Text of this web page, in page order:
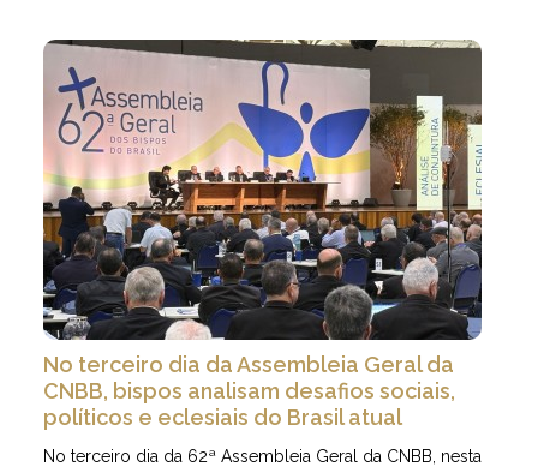
No terceiro dia da Assembleia Geral da
CNBB, bispos analisam desafios sociais,
políticos e eclesiais do Brasil atual
No terceiro dia da 62ª Assembleia Geral da CNBB, nesta